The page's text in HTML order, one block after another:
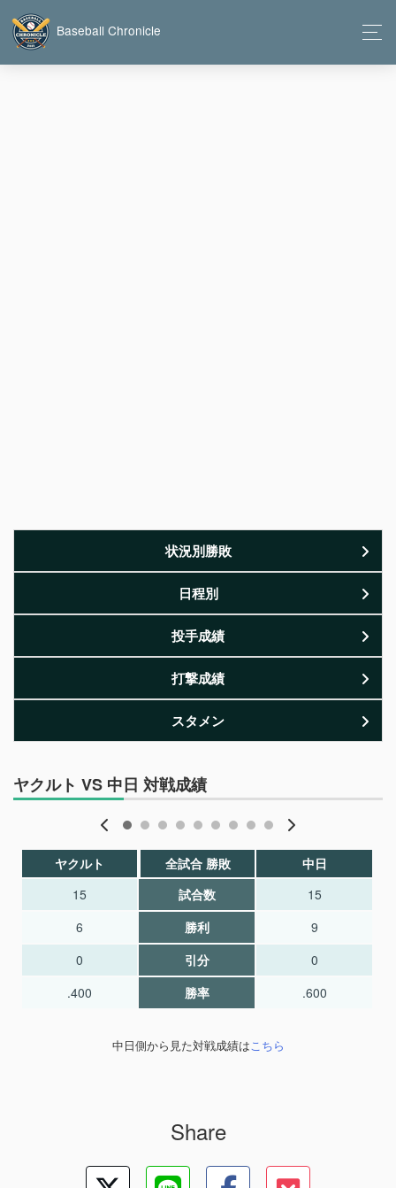
Baseball Chronicle
状況別勝敗
日程別
投手成績
打撃成績
スタメン
ヤクルト VS 中日 対戦成績
ヤクルト 全試合 勝敗
中日
15
試合数
15
6
勝利
9
0
引分
0
.400
勝率 .600
中日側から見た対戦成績はこちら
Share